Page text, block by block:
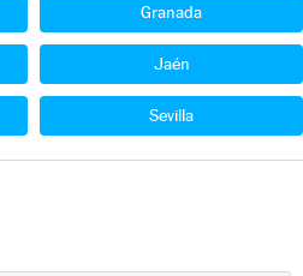
Granada
Jaén
Sevilla